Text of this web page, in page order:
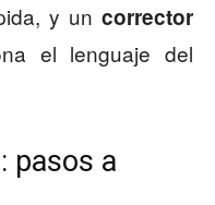
y un corrector
el lenguaje del
pasos a